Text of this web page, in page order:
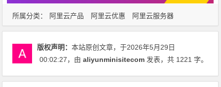
所属分类： 阿里云产品 阿里云优惠 阿里云服务器
版权声明：本站原创文章，于2026年5月29日
00:02:27，由aliyunminisitecom 发表，共 1221 字。